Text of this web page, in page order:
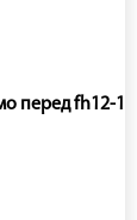
перед fh12-16